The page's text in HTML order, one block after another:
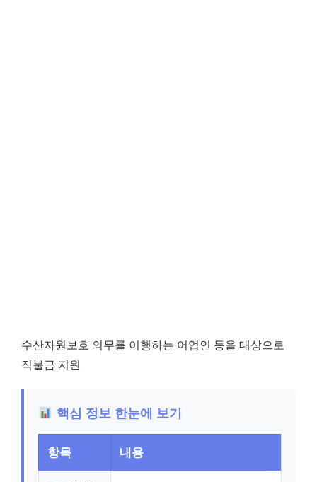
수산자원보호 의무를 이행하는 어업인 등을 대상으로
직불금 지원
핵심 정보 한눈에 보기
항목 내용